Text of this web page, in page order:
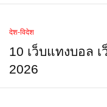
देश-विदेश
10 เว็บแทงบอล
2026